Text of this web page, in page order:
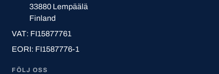
33880 Lempäälä
Finland
VAT: FI15877761
EORI: FI1587776-1
FÖLJ OSS